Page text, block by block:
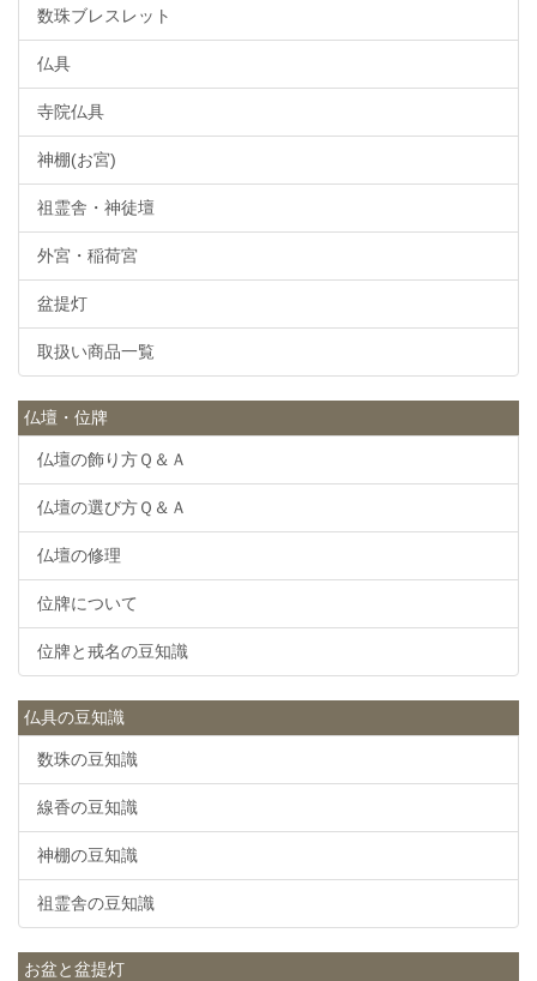
数珠ブレスレット
仏具
寺院仏具
神棚(お宮)
祖霊舎・神徒壇
外宮・稲荷宮
盆提灯
取扱い商品一覧
仏壇・位牌
仏壇の飾り方Ｑ＆Ａ
仏壇の選び方Ｑ＆Ａ
仏壇の修理
位牌について
位牌と戒名の豆知識
仏具の豆知識
数珠の豆知識
線香の豆知識
神棚の豆知識
祖霊舎の豆知識
お盆と盆提灯